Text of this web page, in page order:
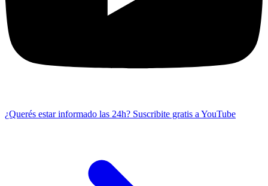
¿Querés estar informado las 24h? Suscribite gratis a YouTube